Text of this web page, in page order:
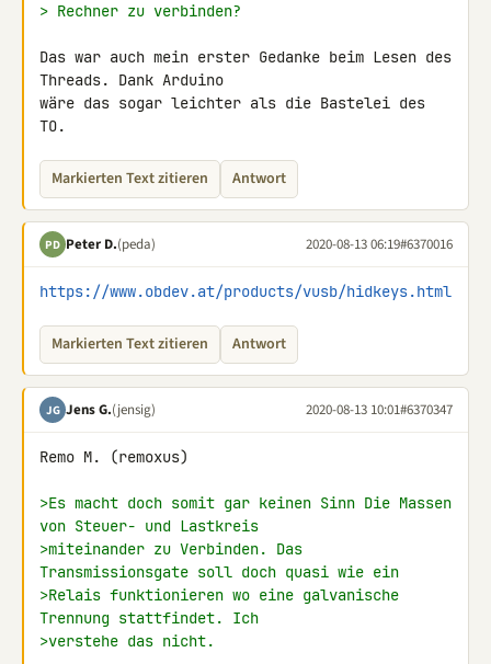
> Rechner zu verbinden?
Das war auch mein erster Gedanke beim Lesen des
Threads. Dank Arduino
wäre das sogar leichter als die Bastelei des
TO.
Markierten Text zitieren Antwort
PD Peter D.(peda) 2020-08-13 06:19#6370016
https://www.obdev.at/products/vusb/hidkeys.html
Markierten Text zitieren Antwort
JG Jens G.(jensig) 2020-08-13 10:01#6370347
Remo M. (remoxus)
>Es macht doch somit gar keinen Sinn Die Massen
von Steuer- und Lastkreis
>miteinander zu Verbinden. Das
Transmissionsgate soll doch quasi wie ein
>Relais funktionieren wo eine galvanische
Trennung stattfindet. Ich
>verstehe das nicht.